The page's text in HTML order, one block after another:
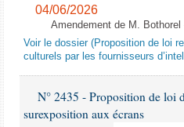
04/06/2026
Amendement de M.
Voir le dossier (Proposition de loi
culturels par les fournisseurs
N° 2435 - Proposition de loi
surexposition aux écrans